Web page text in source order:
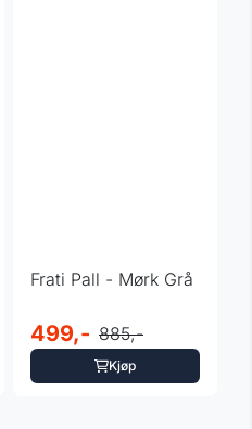
Frati Pall - Mørk Grå
499,- 885,-
Kjøp